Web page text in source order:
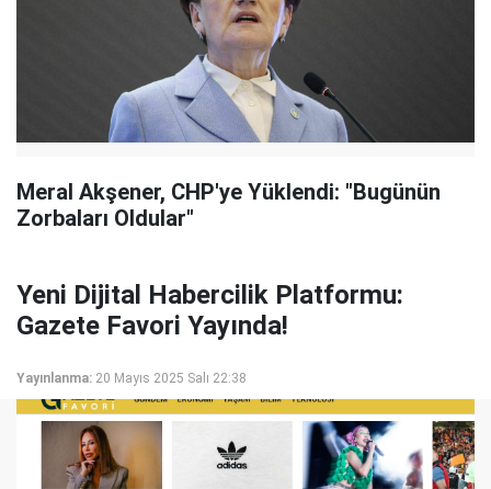
Meral Akşener, CHP'ye Yüklendi: "Bugünün
Zorbaları Oldular"
Yeni Dijital Habercilik Platformu:
Gazete Favori Yayında!
Yayınlanma: 20 Mayıs 2025 Salı 22:38